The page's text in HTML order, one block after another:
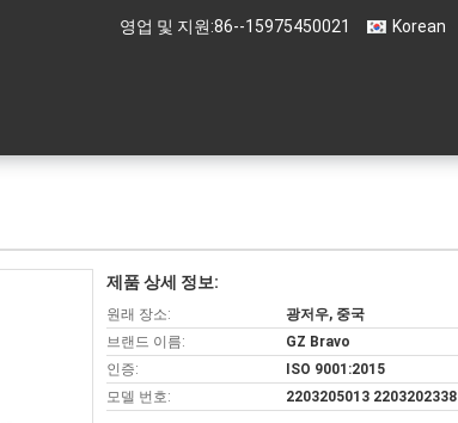
Korean
영업 및 지원:86--15975450021
제품 상세 정보:
원래 장소:
광저우, 중국
브랜드 이름:
GZ Bravo
인증:
ISO 9001:2015
모델 번호:
2203205013 2203202338